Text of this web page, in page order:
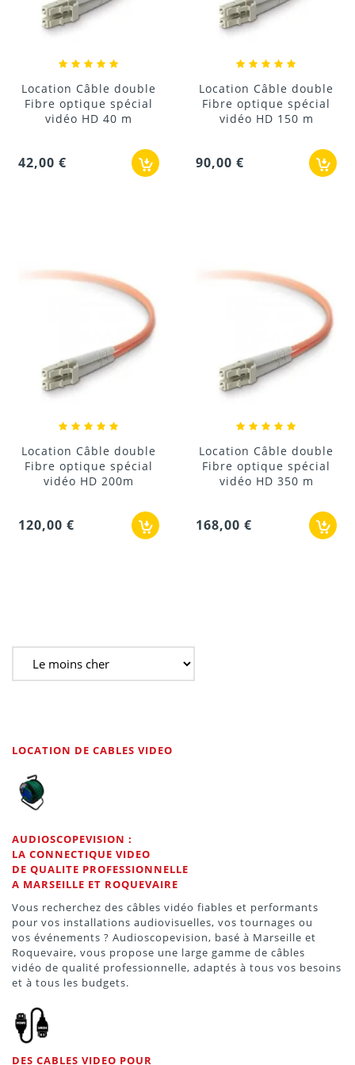
Location Câble double
Fibre optique spécial
vidéo HD 40 m
42,00 €
Location Câble double
Fibre optique spécial
vidéo HD 150 m
90,00 €
Location Câble double
Fibre optique spécial
vidéo HD 200m
120,00 €
Location Câble double
Fibre optique spécial
vidéo HD 350 m
168,00 €
LOCATION DE CABLES VIDEO
AUDIOSCOPEVISION :
LA CONNECTIQUE VIDEO
DE QUALITE PROFESSIONNELLE
A MARSEILLE ET ROQUEVAIRE
Vous recherchez des câbles vidéo fiables et performants
pour vos installations audiovisuelles, vos tournages ou
vos événements ? Audioscopevision, basé à Marseille et
Roquevaire, vous propose une large gamme de câbles
vidéo de qualité professionnelle, adaptés à tous vos besoins
et à tous les budgets.
DES CABLES VIDEO POUR